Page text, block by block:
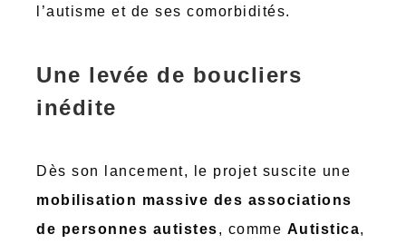
l’autisme et de ses comorbidités.
Une levée de boucliers
inédite
Dès son lancement, le projet suscite une
mobilisation massive des associations
de personnes autistes, comme Autistica,